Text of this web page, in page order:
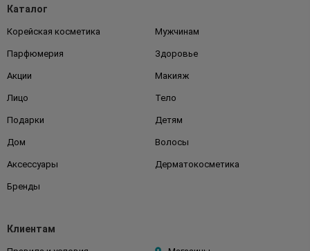
Каталог
Корейская косметика Мужчинам
Парфюмерия Здоровье
Акции Макияж
Лицо Тело
Подарки Детям
Дом Волосы
Аксессуары Дерматокосметика
Бренды
Клиентам